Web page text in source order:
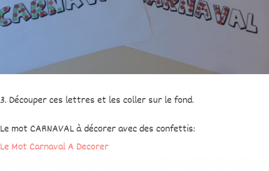
3. Découper ces lettres et les coller sur le fond.
Le mot CARNAVAL à décorer avec des confettis:
Le Mot Carnaval A Decorer